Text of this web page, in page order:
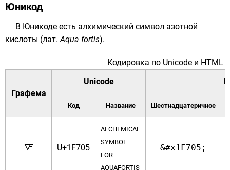
Юникод
В Юникоде есть алхимический символ азотной
кислоты (лат. Aqua fortis).
Кодировка по Unicode и HTML
Графема
Unicode
Код Название Шестнадцатеричное
🜅 U+1F705
ALCHEMICAL
SYMBOL
FOR
AQUAFORTIS
&#x1F705;